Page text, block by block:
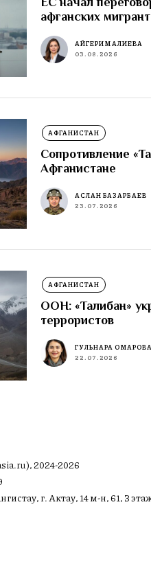
афганских
АЙГЕРИМ АЛИЕВА
03.08.2026
АФГАНИСТАН
Сопротивление
Афганистане
АСЛАН БАЗАРБАЕВ
23.07.2026
АФГАНИСТАН
ООН: «Талибан»
террористов
ГУЛЬНАРА ОМАРОВА
22.07.2026
2024-2026
г. Актау, 14 м-н, 61, 3